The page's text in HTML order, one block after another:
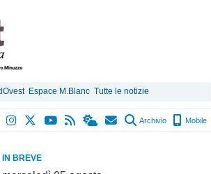
Espace M.Blanc Tutte le notizie
Archivio Mobile
IN BREVE